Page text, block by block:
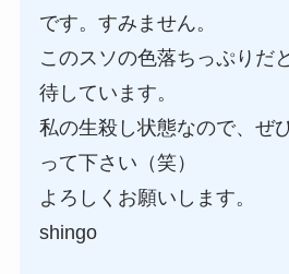
です。すみません。
このスソの色落ちっぷりだ
待しています。
私の生殺し状態なので、ぜ
って下さい（笑）
よろしくお願いします。
shingo